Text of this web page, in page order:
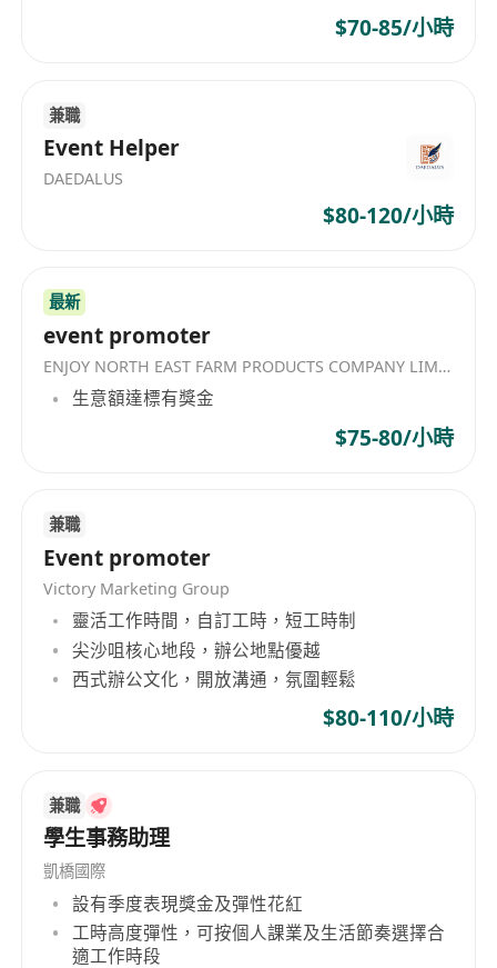
$70-85/小時
兼職
Event Helper
DAEDALUS
$80-120/小時
最新
event promoter
ENJOY NORTH EAST FARM PRODUCTS COMPANY LIMITED
生意額達標有獎金
$75-80/小時
兼職
Event promoter
Victory Marketing Group
靈活工作時間，自訂工時，短工時制
尖沙咀核心地段，辦公地點優越
西式辦公文化，開放溝通，氛圍輕鬆
$80-110/小時
兼職
學生事務助理
凱橋國際
設有季度表現獎金及彈性花紅
工時高度彈性，可按個人課業及生活節奏選擇合
適工作時段